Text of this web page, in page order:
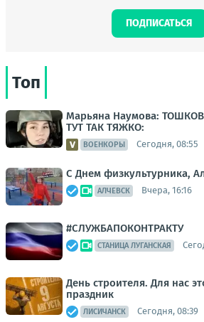
ПОДПИСАТЬСЯ
Топ
Марьяна Наумова:
ТУТ ТАК ТЯЖКО:
ВОЕНКОРЫ Сегодня, 08:55
С Днем физкультурника,
АЛЧЕВСК Вчера, 16:16
#СЛУЖБАПОКОНТРАКТУ
СТАНИЦА ЛУГАНСКАЯ
День строителя. Для нас
праздник
ЛИСИЧАНСК Сегодня, 08:39